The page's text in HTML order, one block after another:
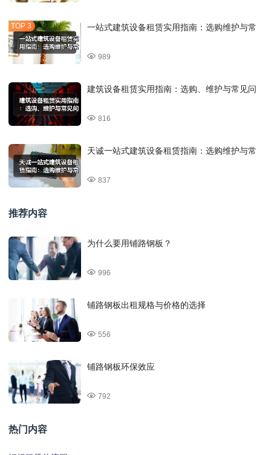
一站式建筑设备租赁实用指南：选购维护与常
989
建筑设备租赁实用指南：选购、维护与常见问
816
天诚一站式建筑设备租赁指南：选购维护与常
837
推荐内容
为什么要用铺路钢板？
996
铺路钢板出租规格与价格的选择
556
铺路钢板环保效应
792
热门内容